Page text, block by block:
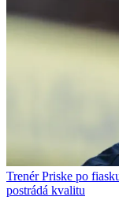
Trenér Priske po
postrádá kvalitu